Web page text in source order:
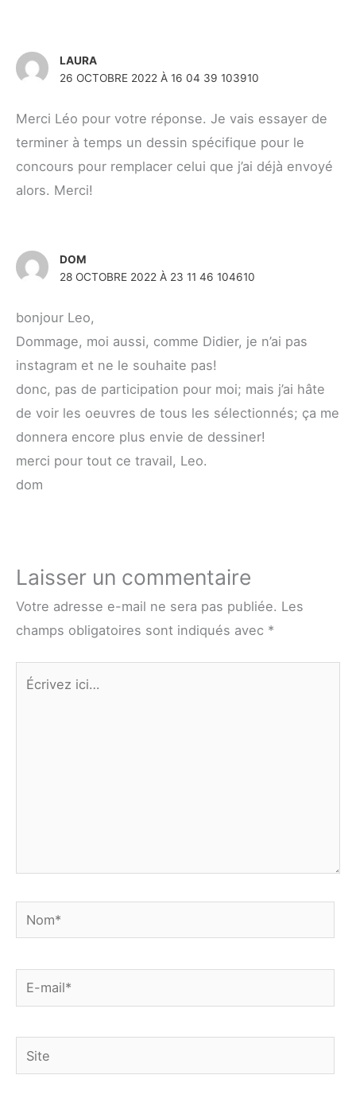
LAURA
26 OCTOBRE 2022 À 16 04 39 103910
Merci Léo pour votre réponse. Je vais essayer de
terminer à temps un dessin spécifique pour le
concours pour remplacer celui que j’ai déjà envoyé
alors. Merci!
DOM
28 OCTOBRE 2022 À 23 11 46 104610
bonjour Leo,
Dommage, moi aussi, comme Didier, je n’ai pas
instagram et ne le souhaite pas!
donc, pas de participation pour moi; mais j’ai hâte
de voir les oeuvres de tous les sélectionnés; ça me
donnera encore plus envie de dessiner!
merci pour tout ce travail, Leo.
dom
Laisser un commentaire
Votre adresse e-mail ne sera pas publiée. Les
champs obligatoires sont indiqués avec *
Écrivez
Nom*
E-
mail*
Site